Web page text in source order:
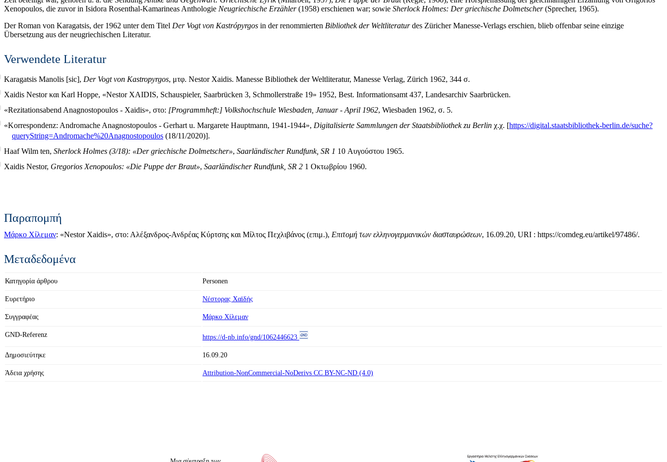
Xenopoulos, die zuvor in Isidora Rosenthal-Kamarineas Anthologie Neugriechische Erzähler(1958) erschienen war; sowie Sherlock Holmes: Der griechische Dolmetscher(Sprecher, 1965).
Der Roman von Karagatsis, der 1962 unter dem Titel Der Vogt von Kastrópyrgos in der renommierten Bibliothek der Weltliteraturdes Züricher Manesse-Verlags erschien, blieb offenbar seine einzige
Übersetzung aus der neugriechischen Literatur.
Verwendete Literatur
Karagatsis Manolis [sic], Der Vogt von Kastropyrgos, μτφ. Nestor Xaidis. Manesse Bibliothek der Weltliteratur, Manesse Verlag, Zürich 1962, 344 σ.
Xaidis Nestor και Karl Hoppe, «Nestor XAIDIS, Schauspieler, Saarbrücken 3, Schmollerstraße 19» 1952, Best. Informationsamt 437, Landesarchiv Saarbrücken.
«Rezitationsabend Anagnostopoulos - Xaidis», στο: [Programmheft:] Volkshochschule Wiesbaden, Januar - April 1962, Wiesbaden 1962, σ. 5.
«Korrespondenz: Andromache Anagnostopoulos - Gerhart u. Margarete Hauptmann, 1941-1944», Digitalisierte Sammlungen der Staatsbibliothek zu Berlin χ.χ. [https://digital.staatsbibliothek-berlin.de/suche?
queryString=Andromache%20Anagnostopoulos (18/11/2020)].
Haaf Wilm ten, Sherlock Holmes (3/18): «Der griechische Dolmetscher», Saarländischer Rundfunk, SR 1 10 Αυγούστου 1965.
Xaidis Nestor, Gregorios Xenopoulos: «Die Puppe der Braut», Saarländischer Rundfunk, SR 2 1 Οκτωβρίου 1960.
Παραπομπή
Μάρκο Χίλεμαν: «Nestor Xaidis», στο: Αλέξανδρος-Ανδρέας Κύρτσης και Μίλτος Πεχλιβάνος (επιμ.), Επιτομή των ελληνογερμανικών διασταυρώσεων, 16.09.20, URI : https://comdeg.eu/artikel/97486/.
Μεταδεδομένα
Κατηγορία άρθρου Personen
Ευρετήριο Νέστορας Χαϊδής
Συγγραφέας Μάρκο Χίλεμαν
GND-Referenz https://d-nb.info/gnd/1062446623
Δημοσιεύτηκε 16.09.20
Άδεια χρήσης Attribution-NonCommercial-NoDerivs CC BY-NC-ND (4.0)